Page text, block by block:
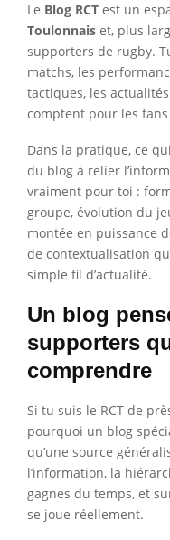
Le Blog RCT est un
Toulonnais et, plus
supporters de rugby.
matchs, les
tactiques, les
comptent pour les
Dans la pratique, ce
du blog à relier
vraiment pour toi :
groupe, évolution du
montée en puissance
de contextualisation
simple fil d’actualité.
Un blog
supporters
comprendre
Si tu suis le RCT de
pourquoi un blog
qu’une source
l’information, la
gagnes du temps, et
se joue réellement.